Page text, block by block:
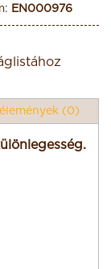
EN000976
(0)